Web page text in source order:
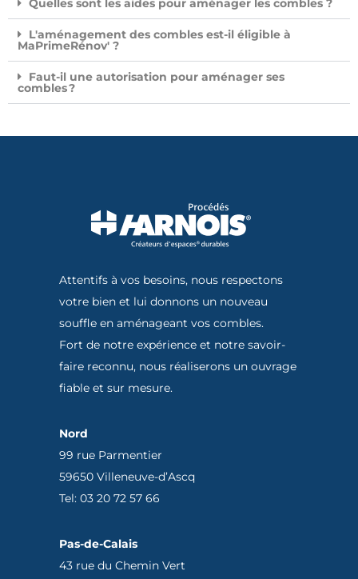
Quelles sont les aides pour aménager les combles ?
L'aménagement des combles est-il éligible à
MaPrimeRénov' ?
Faut-il une autorisation pour aménager ses
combles ?
Attentifs à vos besoins, nous respectons
votre bien et lui donnons un nouveau
souffle en aménageant vos combles.
Fort de notre expérience et notre savoir-
faire reconnu, nous réaliserons un ouvrage
fiable et sur mesure.
Nord
99 rue Parmentier
59650 Villeneuve-d’Ascq
Tel: 03 20 72 57 66
Pas-de-Calais
43 rue du Chemin Vert